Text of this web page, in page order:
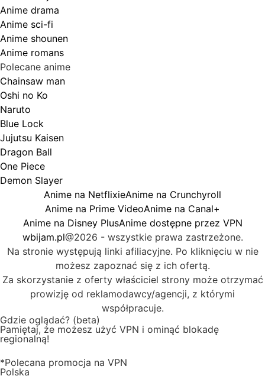
Anime drama
Anime sci-fi
Anime shounen
Anime romans
Polecane anime
Chainsaw man
Oshi no Ko
Naruto
Blue Lock
Jujutsu Kaisen
Dragon Ball
One Piece
Demon Slayer
Anime na NetflixieAnime na Crunchyroll
Anime na Prime VideoAnime na Canal+
Anime na Disney PlusAnime dostępne przez VPN
wbijam.pl@2026 - wszystkie prawa zastrzeżone.
Na stronie występują linki afiliacyjne. Po kliknięciu w nie
możesz zapoznać się z ich ofertą.
Za skorzystanie z oferty właściciel strony może otrzymać
prowizję od reklamodawcy/agencji, z którymi
współpracuje.
Gdzie oglądać? (beta)
Pamiętaj, że możesz użyć VPN i ominąć blokadę
regionalną!
*Polecana promocja na VPN
Polska